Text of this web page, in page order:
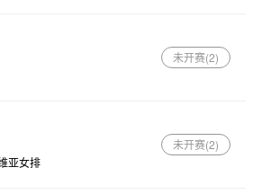
未开赛(2)
亚女排
未开赛(2)